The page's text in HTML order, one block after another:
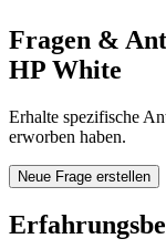
Fragen &
HP White
Erhalte spezifische
erworben haben.
Neue Frage erstellen